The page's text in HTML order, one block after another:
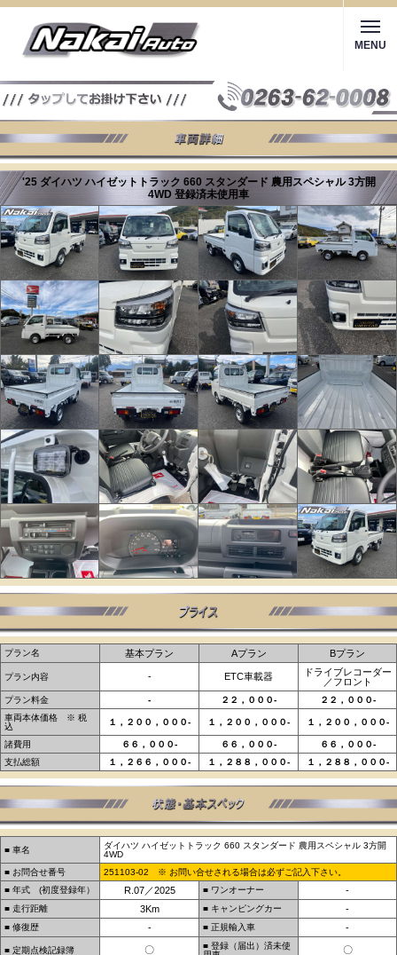
MENU
'25 ダイハツ ハイゼットトラック 660 スタンダード 農用スペシャル 3方開
4WD 登録済未使用車
プラン名 基本プラン Aプラン Bプラン
プラン内容 ‐ ETC車載器
ドライブレコーダー
／フロント
プラン料金 - ２２，０００-
２２，０００-
車両本体価格 ※ 税
込
１，２００，０００‐ １，２００，０００‐ １，２００，０００‐
諸費用 ６６，０００‐ ６６，０００‐
６６，０００‐
支払総額
１，２６６，０００‐ １，２８８，０００‐ １，２８８，０００‐
■ 車名
ダイハツ ハイゼットトラック 660 スタンダード 農用スペシャル 3方開
4WD
■ お問合せ番号
251103-02 ※ お問い合せされる場合は必ずご記入下さい。
■ 年式 (初度登録年）
R.07／2025 ■ ワンオーナー -
■ 走行距離 3Km ■ キャンピングカー -
■ 修復歴 - ■ 正規輸入車 -
■ 定期点検記録簿 〇
■ 登録（届出）済未使
〇